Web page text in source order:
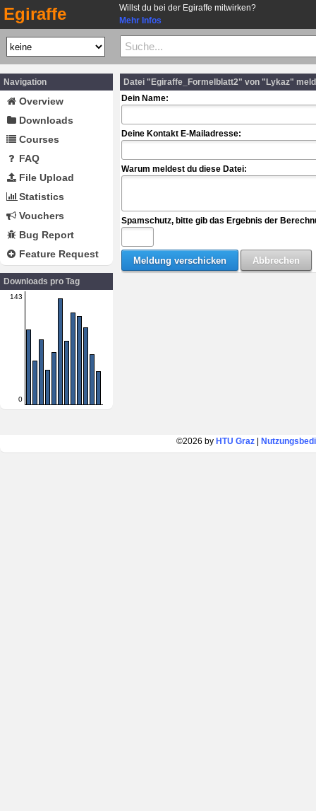
Egiraffe
Willst du bei der Egiraffe mitwirken?
Mehr Infos
Navigation
Overview
Downloads
Courses
FAQ
File Upload
Statistics
Vouchers
Bug Report
Feature Request
Downloads pro Tag
143
0
Datei "Egiraffe_Formelblatt2" von "Lykaz"
Dein Name:
Deine Kontakt E-Mailadresse:
Warum meldest du diese Datei:
Spamschutz, bitte gib das Ergebnis der
©2026 by HTU Graz|